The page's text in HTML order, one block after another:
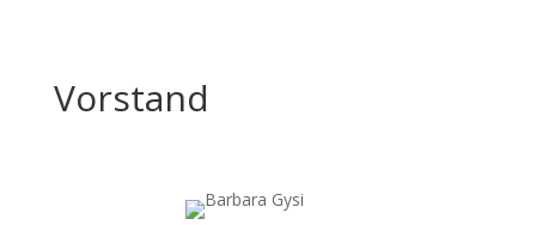
Vorstand